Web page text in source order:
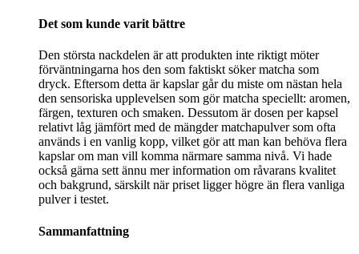
Det som kunde varit bättre
Den största nackdelen är att produkten inte riktigt möter
förväntningarna hos den som faktiskt söker matcha som
dryck. Eftersom detta är kapslar går du miste om nästan hela
den sensoriska upplevelsen som gör matcha speciellt: aromen,
färgen, texturen och smaken. Dessutom är dosen per kapsel
relativt låg jämfört med de mängder matchapulver som ofta
används i en vanlig kopp, vilket gör att man kan behöva flera
kapslar om man vill komma närmare samma nivå. Vi hade
också gärna sett ännu mer information om råvarans kvalitet
och bakgrund, särskilt när priset ligger högre än flera vanliga
pulver i testet.
Sammanfattning